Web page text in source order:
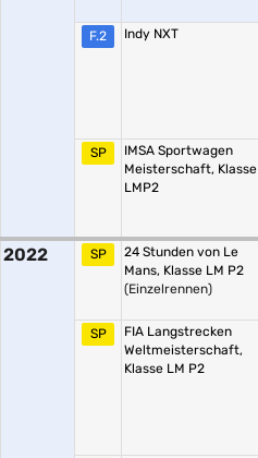
F.2
Indy NXT
SP
IMSA Sportwagen
Meisterschaft, Klasse
LMP2
2022 SP
24 Stunden von Le
Mans, Klasse LM P2
(Einzelrennen)
SP
FIA Langstrecken
Weltmeisterschaft,
Klasse LM P2